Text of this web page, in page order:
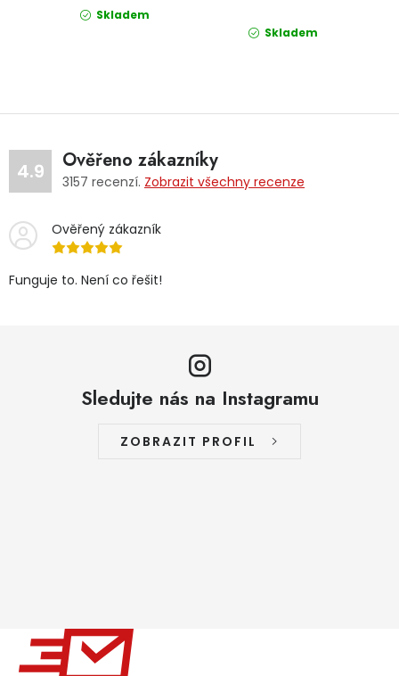
Skladem
Skladem
4.9 Ověřeno zákazníky
3157 recenzí. Zobrazit všechny recenze
Ověřený zákazník
Funguje to. Není co řešit!
Sledujte nás na Instagramu
ZOBRAZIT PROFIL